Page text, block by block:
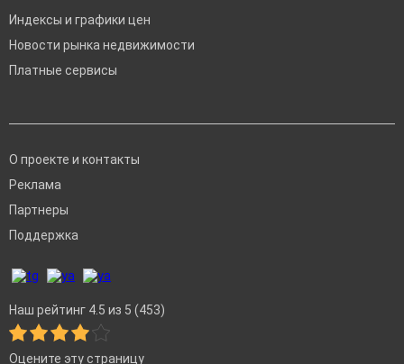
Индексы и графики цен
Новости рынка недвижимости
Платные сервисы
О проекте и контакты
Реклама
Партнеры
Поддержка
Наш рейтинг 4.5 из 5 (453)
Оцените эту страницу